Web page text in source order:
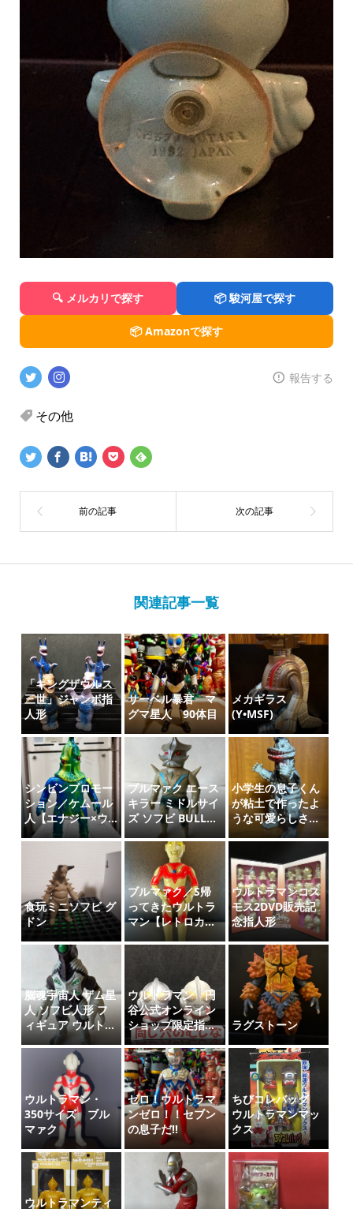
🔍 メルカリで探す 📦 駿河屋で探す
📦 Amazonで探す
報告する
その他
関連記事一覧
「キングザウルス
三世」ジャンボ指
人形
サーベル暴君 マ
グマ星人 90体目
メカギラス
(Y•MSF)
シンビンプロモー
ション／ケムール
人【エナジー×ウ...
ブルマァク エース
キラー ミドルサイ
ズ ソフビ BULL...
小学生の息子くん
が粘土で作ったよ
うな可愛らしさ...
食玩ミニソフビ グ
ドン
ブルマァク／S帰
ってきたウルトラ
マン【レトロカ...
ウルトラマンコス
モス2DVD販売記
念指人形
脳魂宇宙人 ザム星
人 ソフビ人形 フ
ィギュア ウルト...
ウルトラマン 円
谷公式オンライン
ショップ限定指...
ラグストーン
ウルトラマン・
350サイズ ブル
マァク
ゼロ！ウルトラマ
ンゼロ！！セブン
の息子だ‼️
ちびコレバッグ
ウルトラマンマッ
クス
ウルトラマンティ